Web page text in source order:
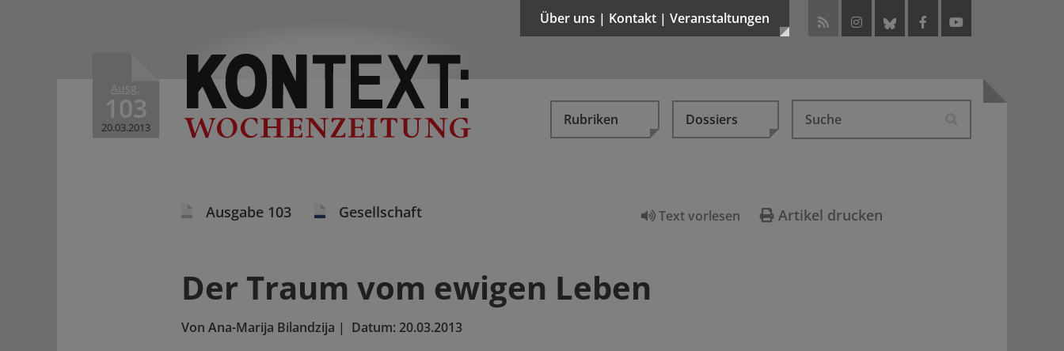
Ausg.
103
20.03.2013
Über uns | Kontakt | Veranstaltungen
Rubriken Dossiers
Text vorlesen Artikel drucken
Ausgabe 103 Gesellschaft
Der Traum vom ewigen Leben
Von Ana-Marija Bilandzija | Datum:20.03.2013